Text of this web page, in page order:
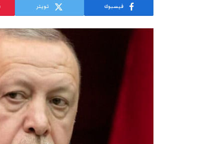
فيسبوك تويتر